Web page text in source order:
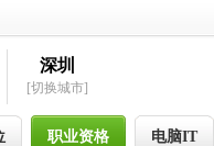
深圳
[切换城市]
职业资格 电脑IT